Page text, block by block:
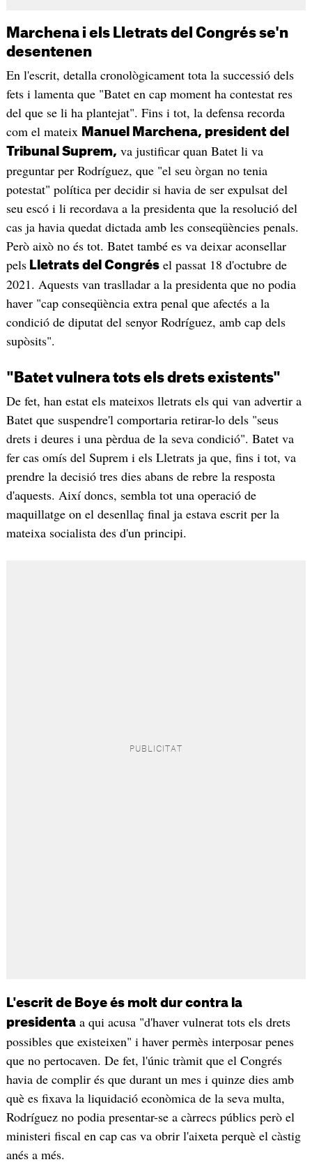
Marchena i els Lletrats del Congrés se'n
desentenen
En l'escrit, detalla cronològicament tota la successió dels
fets i lamenta que "Batet en cap moment ha contestat res
del que se li ha plantejat". Fins i tot, la defensa recorda
com el mateix Manuel Marchena, president del
Tribunal Suprem, va justificar quan Batet li va
preguntar per Rodríguez, que "el seu òrgan no tenia
potestat" política per decidir si havia de ser expulsat del
seu escó i li recordava a la presidenta que la resolució del
cas ja havia quedat dictada amb les conseqüències penals.
Però això no és tot. Batet també es va deixar aconsellar
pelsLletrats del Congrésel passat 18 d'octubre de
2021. Aquests van traslladar a la presidenta que no podia
haver "cap conseqüència extra penal que afectés a la
condició de diputat del senyor Rodríguez, amb cap dels
supòsits".
"Batet vulnera tots els drets existents"
De fet, han estat els mateixos lletrats els qui van advertir a
Batet que suspendre'l comportaria retirar-lo dels "seus
drets i deures i una pèrdua de la seva condició". Batet va
fer cas omís del Suprem i els Lletrats ja que, fins i tot, va
prendre la decisió tres dies abans de rebre la resposta
d'aquests. Així doncs, sembla tot una operació de
maquillatge on el desenllaç final ja estava escrit per la
mateixa socialista des d'un principi.
L'escrit de Boye és molt dur contra la
presidentaa qui acusa "d'haver vulnerat tots els drets
possibles que existeixen" i haver permès interposar penes
que no pertocaven. De fet, l'únic tràmit que el Congrés
havia de complir és que durant un mes i quinze dies amb
què es fixava la liquidació econòmica de la seva multa,
Rodríguez no podia presentar-se a càrrecs públics però el
ministeri fiscal en cap cas va obrir l'aixeta perquè el càstig
anés a més.